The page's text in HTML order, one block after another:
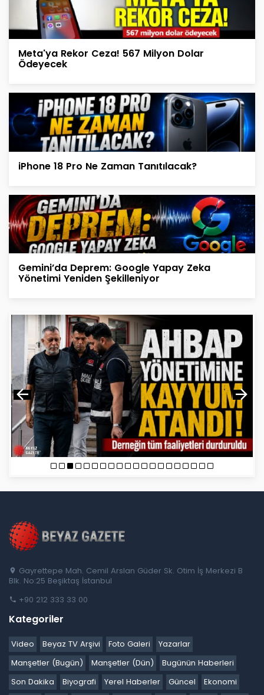
Meta'ya Rekor Ceza! 567 Milyon Dolar
Ödeyecek
iPhone 18 Pro Ne Zaman Tanıtılacak?
Gemini’da Deprem: Google Yapay Zeka
Yönetimi Yeniden Şekilleniyor
Gayrettepe Mah. Cemil Arslan Güder Sk. Otim İş Merkezi B
Blk. No:25 Beşiktaş İstanbul
+90 212 333 33 00
Kategoriler
Video Beyaz TV Arşivi Foto Galeri
Yazarlar
Manşetler (Bugün)
Manşetler (Dün)
Bugünün Haberleri
Son Dakika
Biyografi Yerel Haberler Güncel
Ekonomi